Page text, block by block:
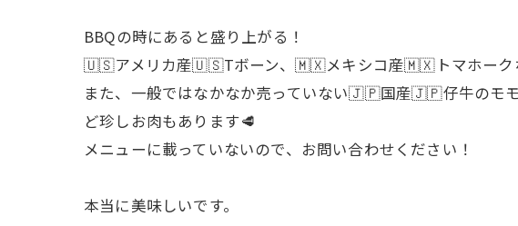
BBQの時にあると盛り上がる！
🇺🇸アメリカ産🇺🇸Tボーン、🇲🇽メキシコ産🇲🇽トマホークな
また、一般ではなかなか売っていない🇯🇵国産🇯🇵仔牛の
ど珍しお肉もあります🥩
メニューに載っていないので、お問い合わせください！
本当に美味しいです。